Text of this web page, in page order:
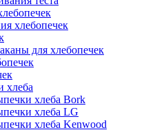
хлебопечек
для хлебопечек
хлеба
хлеба Bork
хлеба LG
хлеба Kenwood